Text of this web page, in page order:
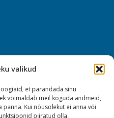
valikud
et parandada sinu
võimaldab meil koguda andmeid,
Kui nõusolekut ei anna või
piiratud olla.